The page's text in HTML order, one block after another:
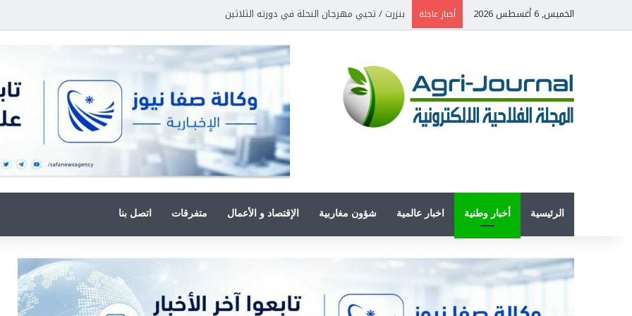
الخميس, 6 أغسطس 2026 أخبار عاجلة بنزرت / تحيي مهرجان النحلة في دورته الثلاثين
الرئيسية أخبار وطنية اخبار عالمية شؤون مغاربية الإقتصاد و الأعمال متفرقات اتصل بنا